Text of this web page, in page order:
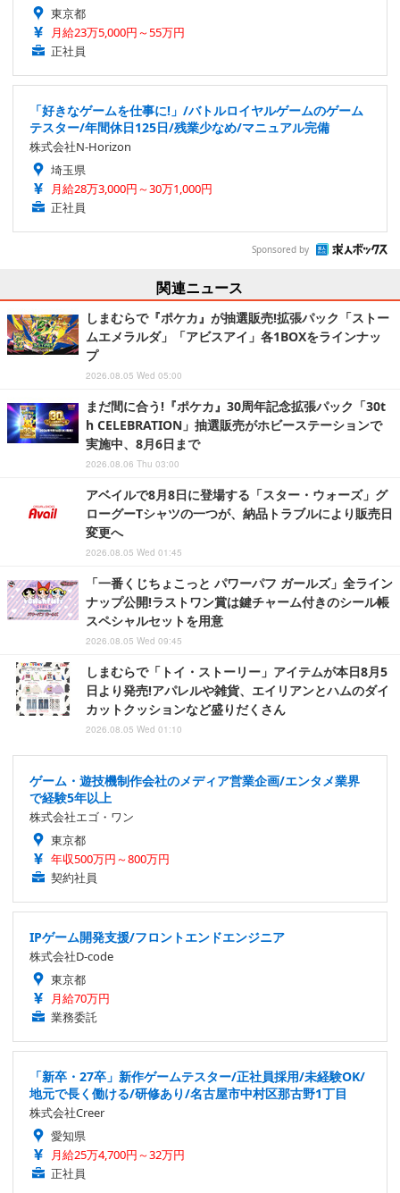
東京都
月給23万5,000円～55万円
正社員
「好きなゲームを仕事に!」/バトルロイヤルゲームのゲーム
テスター/年間休日125日/残業少なめ/マニュアル完備
株式会社N-Horizon
埼玉県
月給28万3,000円～30万1,000円
正社員
Sponsored by
関連ニュース
しまむらで『ポケカ』が抽選販売!拡張パック「ストー
ムエメラルダ」「アビスアイ」各1BOXをラインナッ
プ
2026.08.05 Wed 05:00
まだ間に合う!『ポケカ』30周年記念拡張パック「30t
h CELEBRATION」抽選販売がホビーステーションで
実施中、8月6日まで
2026.08.06 Thu 03:00
アベイルで8月8日に登場する「スター・ウォーズ」グ
ローグーTシャツの一つが、納品トラブルにより販売日
変更へ
2026.08.05 Wed 01:45
「一番くじちょこっと パワーパフ ガールズ」全ライン
ナップ公開!ラストワン賞は鍵チャーム付きのシール帳
スペシャルセットを用意
2026.08.05 Wed 09:45
しまむらで「トイ・ストーリー」アイテムが本日8月5
日より発売!アパレルや雑貨、エイリアンとハムのダイ
カットクッションなど盛りだくさん
2026.08.05 Wed 01:10
ゲーム・遊技機制作会社のメディア営業企画/エンタメ業界
で経験5年以上
株式会社エゴ・ワン
東京都
年収500万円～800万円
契約社員
IPゲーム開発支援/フロントエンドエンジニア
株式会社D-code
東京都
月給70万円
業務委託
「新卒・27卒」新作ゲームテスター/正社員採用/未経験OK/
地元で長く働ける/研修あり/名古屋市中村区那古野1丁目
株式会社Creer
愛知県
月給25万4,700円～32万円
正社員